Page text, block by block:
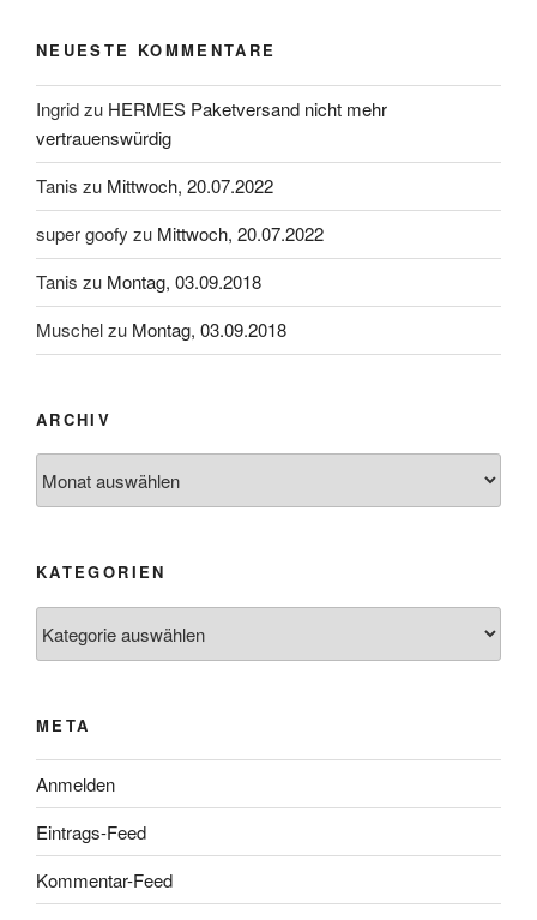
NEUESTE KOMMENTARE
Ingridzu HERMES Paketversand nicht mehr
vertrauenswürdig
Tanis zu Mittwoch, 20.07.2022
super goofy zu Mittwoch, 20.07.2022
Tanis zu Montag, 03.09.2018
Muschelzu Montag, 03.09.2018
ARCHIV
KATEGORIEN
META
Anmelden
Eintrags-Feed
Kommentar-Feed